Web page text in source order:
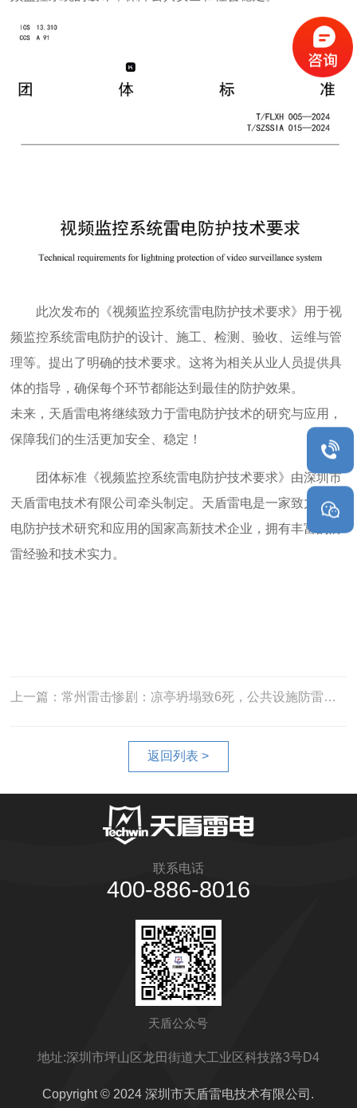
此次发布的《视频监控系统雷电防护技术要求》用于视
频监控系统雷电防护的设计、施工、检测、验收、运维与管
理等。提出了明确的技术要求。这将为相关从业人员提供具
体的指导，确保每个环节都能达到最佳的防护效果。
未来，天盾雷电将继续致力于雷电防护技术的研究与应用，
保障我们的生活更加安全、稳定！
团体标准《视频监控系统雷电防护技术要求》由深圳市
天盾雷电技术有限公司牵头制定。天盾雷电是一家致力于雷
电防护技术研究和应用的国家高新技术企业，拥有丰富的防
雷经验和技术实力。
上一篇：常州雷击惨剧：凉亭坍塌致6死，公共设施防雷再敲警钟
返回列表 >
联系电话
400-886-8016
天盾公众号
地址:深圳市坪山区龙田街道大工业区科技路3号D4
Copyright © 2024 深圳市天盾雷电技术有限公司.